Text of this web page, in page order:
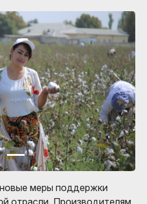
меры поддержки
отрасли. Производителям